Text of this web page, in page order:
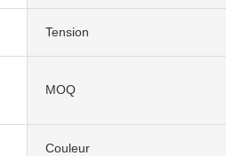
Tension
MOQ
Couleur